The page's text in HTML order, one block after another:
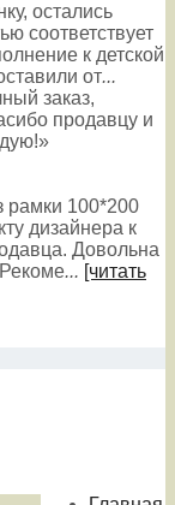
остались
соответствует
к детской
от...
заказ,
продавцу и
»
рамки 100*200
дизайнера к
Довольна
... [читать